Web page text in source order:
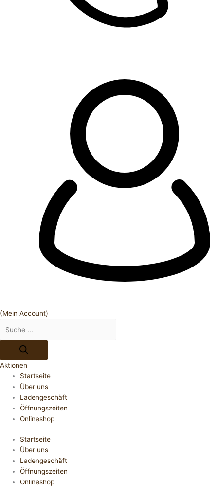
(Mein Account)
Aktionen
Startseite
Über uns
Ladengeschäft
Öffnungszeiten
Onlineshop
Startseite
Über uns
Ladengeschäft
Öffnungszeiten
Onlineshop